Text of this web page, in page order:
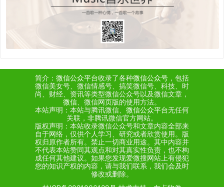
简介： 微信公众平台收录了各种微信公众号 ，包括
微信美女号、微信情感号、搞笑微信号、科技、时
尚、财经、资讯等类型微信公众号以及微信文章，
微信 、微信网页版的使用方法。
本站声明：本站与腾讯微信、 微信公众平台无任何
关联，非腾讯微信官方网站。
版权声明：本站收录微信公众号和文章内容全部来
自于网络，仅供个人学习、研究或者欣赏使用。版
权归原作者所有。禁止一切商业用途。其中内容并
不代表本站赞同其观点和对其真实性负责，也不构
成任何其他建议。如果您发现爱微搜网站上有侵犯
您的知识产权的内容，请与我们联系，我们会及时
修改或删除。